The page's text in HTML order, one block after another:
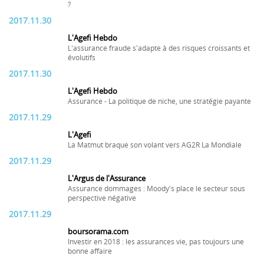
?
2017.11.30
L'Agefi Hebdo
L'assurance fraude s'adapte à des risques croissants et
évolutifs
2017.11.30
L'Agefi Hebdo
Assurance - La politique de niche, une stratégie payante
2017.11.29
L'Agefi
La Matmut braque son volant vers AG2R La Mondiale
2017.11.29
L'Argus de l'Assurance
Assurance dommages : Moody's place le secteur sous
perspective négative
2017.11.29
boursorama.com
Investir en 2018 : les assurances vie, pas toujours une
bonne affaire